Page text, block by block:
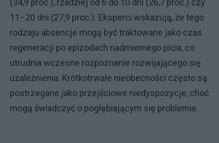
(34,9 proc.), rzadziej od 6 do 10 dni (26,7 proc.) czy
11–20 dni (27,9 proc.). Eksperci wskazują, że tego
rodzaju absencje mogą być traktowane jako czas
regeneracji po epizodach nadmiernego picia, co
utrudnia wczesne rozpoznanie rozwijającego się
uzależnienia. Krótkotrwałe nieobecności często są
postrzegane jako przejściowe niedyspozycje, choć
mogą świadczyć o pogłębiającym się problemie.